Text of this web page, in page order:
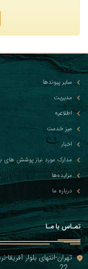
سایر پیوندها
مدیریت
اطلاعیه
میز خدمت
اخبار
مدارک مورد نیاز پوشش های
مزایده‌ها
درباره ما
تمـاس با مـا
تهران-انتهای بلوار